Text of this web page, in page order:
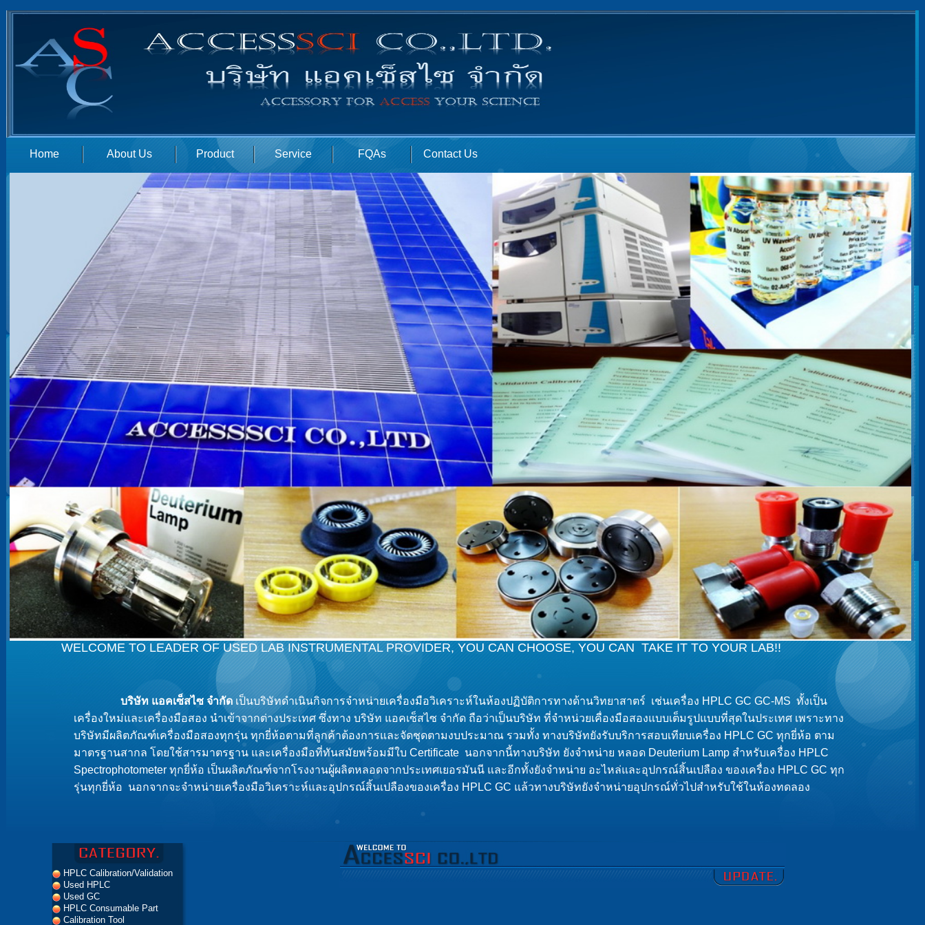
Home About Us Product Service FQAs Contact Us
WELCOME TO LEADER OF USED LAB INSTRUMENTAL PROVIDER, YOU CAN CHOOSE, YOU CAN TAKE IT TO YOUR LAB!!
บริษัท แอคเซ็สไซ จำกัด เป็นบริษัทดำเนินกิจการจำหน่ายเครื่องมือวิเคราะห์ในห้องปฏิบัติการทางด้านวิทยาสาตร์ เช่นเครื่อง HPLC GC GC-MS ทั้งเป็น
เครื่องใหม่และเครื่องมือสอง นำเข้าจากต่างประเทศ ซึ่งทาง บริษัท แอคเซ็สไซ จำกัด ถือว่าเป็นบริษัท ที่จำหน่วยเคื่องมือสองแบบเต็มรูปแบบที่สุดในประเทศ เพราะทาง
บริษัทมีผลิตภัณฑ์เครื่องมือสองทุกรุ่น ทุกยี่ห้อตามที่ลูกค้าต้องการและจัดชุดตามงบประมาณ รวมทั้ง ทางบริษัทยังรับบริการสอบเทียบเครื่อง HPLC GC ทุกยี่ห้อ ตาม
มาตรฐานสากล โดยใช้สารมาตรฐาน และเครื่องมือที่ทันสมัยพร้อมมีใบ Certificate นอกจากนี้ทางบริษัท ยังจำหน่าย หลอด Deuterium Lamp สำหรับเครื่อง HPLC
Spectrophotometer ทุกยี่ห้อ เป็นผลิตภัณฑ์จากโรงงานผู้ผลิตหลอดจากประเทศเยอรมันนี และอีกทั้งยังจำหน่าย อะไหล่และอุปกรณ์สิ้นเปลือง ของเครื่อง HPLC GC ทุก
รุ่นทุกยี่ห้อ นอกจากจะจำหน่ายเครื่องมือวิเคราะห์และอุปกรณ์สิ้นเปลืองของเครื่อง HPLC GC แล้วทางบริษัทยังจำหน่ายอุปกรณ์ทั่วไปสำหรับใช้ในห้องทดลอง
HPLC Calibration/Validation
Used HPLC
Used GC
HPLC Consumable Part
Calibration Tool